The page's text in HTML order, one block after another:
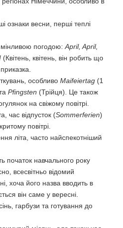
ознаки весни, перші теплі
мінливою погодою:April, April,
(Квітень, квітень, він робить що
особливо Maifeiertag (1
Pfingsten (Трійця). Це також
на свіжому повітрі.
час відпусток (Sommerferien)
повітрі.
літа, часто найспекотніший
початок навчального року
всесвітньо відомий
хоча його назва вводить в
він саме у вересні.
гарбузи та готування до